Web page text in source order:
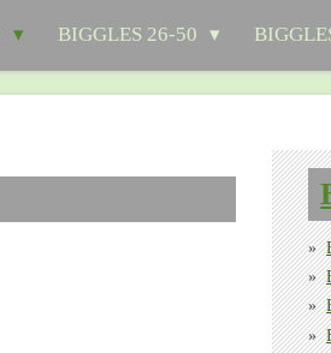
BIGGLES 26-50